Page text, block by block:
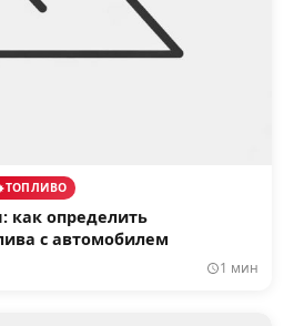
ТОПЛИВО
как определить
с автомобилем
1 мин